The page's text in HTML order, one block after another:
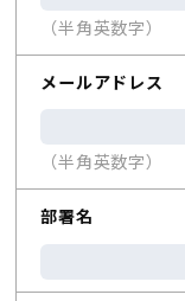
（半角英数字）
メールアドレス
（半角英数字）
部署名